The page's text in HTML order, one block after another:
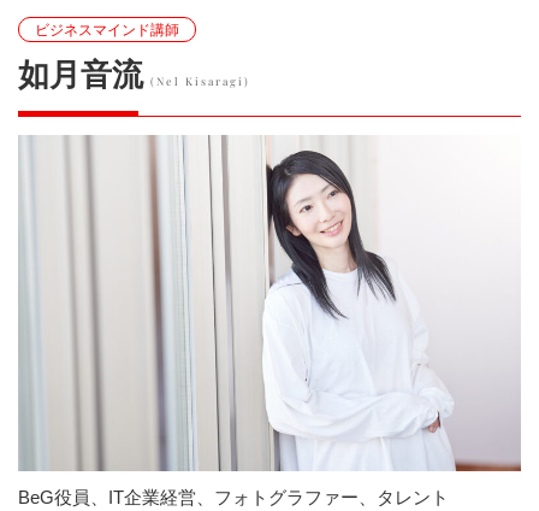
ビジネスマインド講師
如月音流 (Nel Kisaragi)
BeG役員、IT企業経営、フォトグラファー、タレント